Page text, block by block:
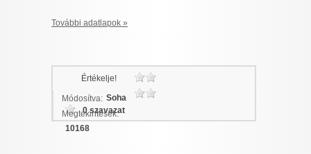
További adatlapok »
Értékelje!
0 szavazat
Módosítva: Soha
Megtekintések:
10168